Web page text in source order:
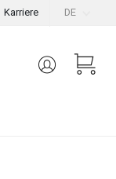
DE
Karriere